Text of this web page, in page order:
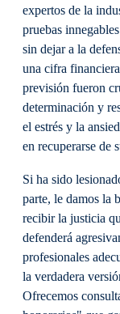
expertos de la
pruebas
sin dejar a la
una cifra
previsión fueron
determinación y
el estrés y la
en recuperarse de
Si ha sido
parte, le damos la
recibir la justicia
defenderá
profesionales
la verdadera
Ofrecemos